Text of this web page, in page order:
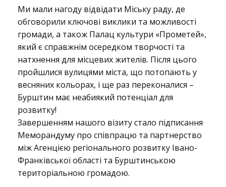
ш
т
и
н
–
Ми мали нагоду відвідати Міську раду, де
обговорили ключові виклики та можливості
громади, а також Палац культури «Прометей»,
який є справжнім осередком творчості та
натхнення для місцевих жителів. Після цього
пройшлися вулицями міста, що потопають у
весняних кольорах, і ще раз переконалися –
Бурштин має неабиякий потенціал для
розвитку!
Завершенням нашого візиту стало підписання
Меморандуму про співпрацю та партнерство
між Агенцією регіонального розвитку Івано-
Франківської області та Бурштинською
територіальною громадою.